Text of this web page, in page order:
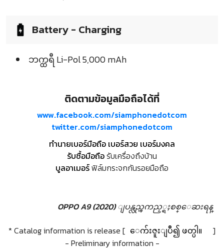
Battery - Charging
ဘက္ထရီ Li-Pol 5,000 mAh
ติดตามข้อมูลมือถือได้ที่
www.facebook.com/siamphonedotcom
twitter.com/siamphonedotcom
ทำนายเบอร์มือถือ เบอร์สวย เบอร์มงคล
รับซื้อมือถือรับเครื่องถึงบ้าน
บูลอาเมอร์ฟิล์มกระจกกันรอยมือถือ
OPPO A9 (2020) ျပန္လည္ၾကည့္ရႈစစ္ေဆးရန္
* Catalog information is release [ ေက်းဇူးျပဳ၍ ဖတ္ပါ။
]
- Preliminary information -